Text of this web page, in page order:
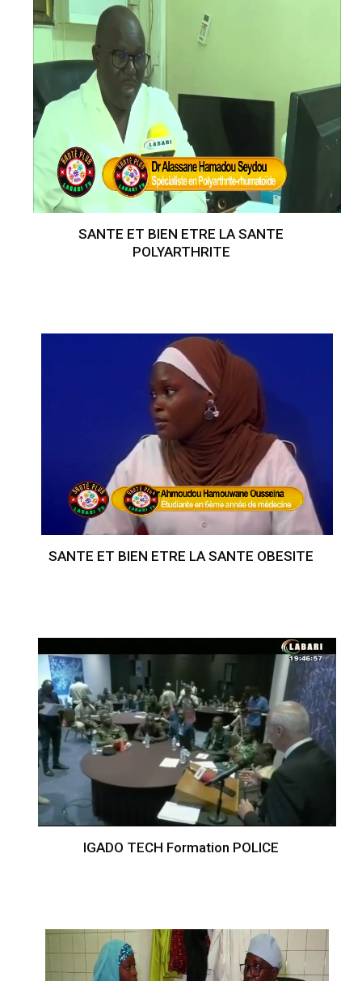
SANTE ET BIEN ETRE LA SANTE
POLYARTHRITE
SANTE ET BIEN ETRE LA SANTE OBESITE
IGADO TECH Formation POLICE